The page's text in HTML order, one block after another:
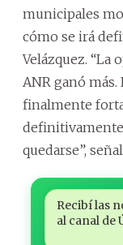
municipales
cómo se irá
Velázquez.
ANR ganó
finalmente
quedarse”,
Recibí las
al canal de